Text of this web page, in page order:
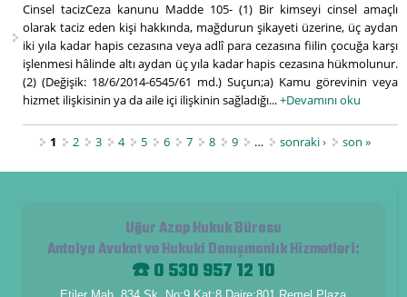
Cinsel tacizCeza kanunu Madde 105- (1) Bir kimseyi cinsel amaçlı
olarak taciz eden kişi hakkında, mağdurun şikayeti üzerine, üç aydan
iki yıla kadar hapis cezasına veya adlî para cezasına fiilin çocuğa karşı
işlenmesi hâlinde altı aydan üç yıla kadar hapis cezasına hükmolunur.
(2) (Değişik: 18/6/2014-6545/61 md.) Suçun;a) Kamu görevinin veya
hizmet ilişkisinin ya da aile içi ilişkinin sağladığı...+Devamını oku
Sayfalar
1 2 3 4 5 6 7 8 9 … sonraki › son »
Uğur Azap Hukuk Bürosu
Antalya Avukat ve Hukuki Danışmanlık Hizmetleri:
☎️ 0 530 957 12 10